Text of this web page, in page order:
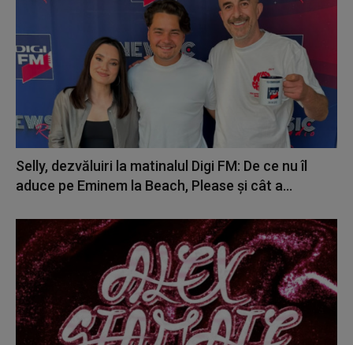
Selly, dezvăluiri la matinalul Digi FM: De ce nu îl
aduce pe Eminem la Beach, Please și cât a...